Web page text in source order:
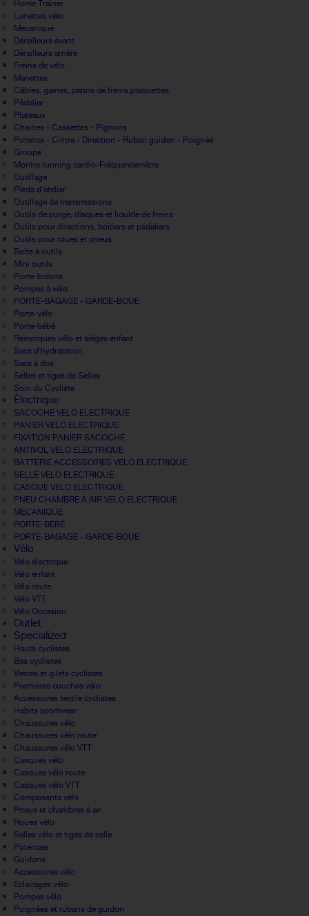
Home Trainer
Lunettes vélo
Mecanique
Dérailleurs avant
Dérailleurs arrière
Freins de vélo
Manettes
Câbles, gaines, patins de freins,plaquettes
Pédalier
Plateaux
Chaines - Cassettes - Pignons
Potence - Cintre - Direction - Ruban guidon - Poignée
Groupe
Montre running cardio-Fréquencemètre
Outillage
Pieds d'atelier
Outillage de transmissions
Outils de purge, disques et liquide de freins
Outils pour directions, boitiers et pédaliers
Outils pour roues et pneus
Boite à outils
Mini outils
Porte-bidons
Pompes à vélo
PORTE-BAGAGE - GARDE-BOUE
Porte-vélo
Porte-bébé
Remorques vélo et sièges enfant
Sacs d'hydratation
Sacs à dos
Selles et tiges de Selles
Soin du Cycliste
Électrique
SACOCHE VELO ELECTRIQUE
PANIER VELO ELECTRIQUE
FIXATION PANIER SACOCHE
ANTIVOL VELO ELECTRIQUE
BATTERIE ACCESSOIRES VELO ELECTRIQUE
SELLE VELO ELECTRIQUE
CASQUE VELO ELECTRIQUE
PNEU CHAMBRE A AIR VELO ELECTRIQUE
MECANIQUE
PORTE-BÉBÉ
PORTE-BAGAGE - GARDE-BOUE
Vélo
Vélo électrique
Vélo enfant
Vélo route
Vélo VTT
Vélo Occasion
Outlet
Specialized
Hauts cyclistes
Bas cyclistes
Vestes et gilets cyclistes
Premières couches vélo
Accessoires textile cyclistes
Habits sportwear
Chaussures vélo
Chaussures vélo route
Chaussures vélo VTT
Casques vélo
Casques vélo route
Casques vélo VTT
Composants vélo
Pneus et chambres à air
Roues vélo
Selles vélo et tiges de selle
Potences
Guidons
Accessoires vélo
Eclairages vélo
Pompes vélo
Poignées et rubans de guidon